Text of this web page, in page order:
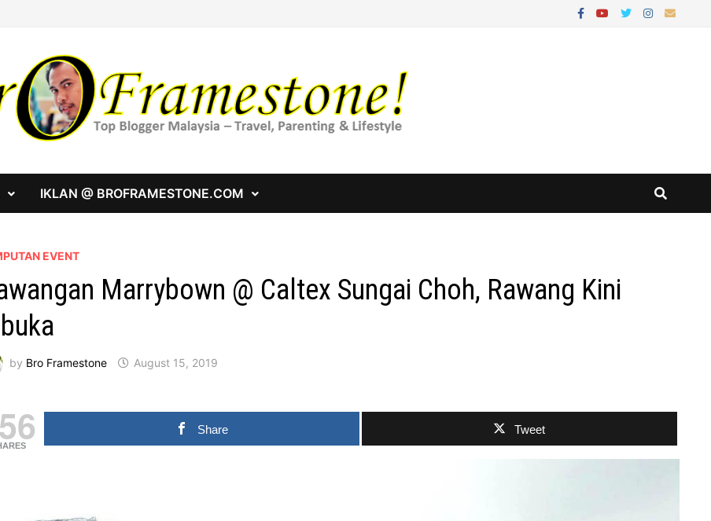
IKLAN @ BROFRAMESTONE.COM
EVENT
Marrybown @ Caltex Sungai Choh, Rawang Kini
by Bro Framestone August 15, 2019
Share Tweet